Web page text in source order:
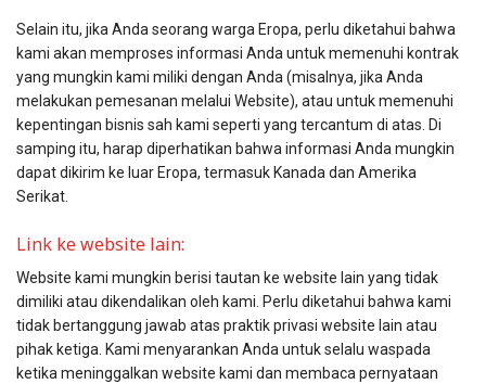
Selain itu, jika Anda seorang warga Eropa, perlu diketahui bahwa
kami akan memproses informasi Anda untuk memenuhi kontrak
yang mungkin kami miliki dengan Anda (misalnya, jika Anda
melakukan pemesanan melalui Website), atau untuk memenuhi
kepentingan bisnis sah kami seperti yang tercantum di atas. Di
samping itu, harap diperhatikan bahwa informasi Anda mungkin
dapat dikirim ke luar Eropa, termasuk Kanada dan Amerika
Serikat.
Link ke website lain:
Website kami mungkin berisi tautan ke website lain yang tidak
dimiliki atau dikendalikan oleh kami. Perlu diketahui bahwa kami
tidak bertanggung jawab atas praktik privasi website lain atau
pihak ketiga. Kami menyarankan Anda untuk selalu waspada
ketika meninggalkan website kami dan membaca pernyataan